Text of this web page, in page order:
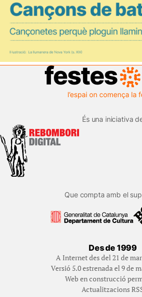
És una iniciativa
Que compta amb el
Des de 1999
A Internet des del 21 de
Versió 5.0 estrenada el 9 de
Web en construcció
Actualitzacions